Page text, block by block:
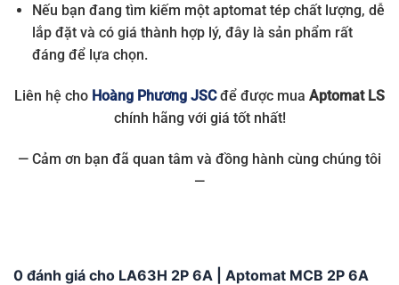
Nếu bạn đang tìm kiếm một aptomat tép chất lượng, dễ
lắp đặt và có giá thành hợp lý, đây là sản phẩm rất
đáng để lựa chọn.
Liên hệ cho Hoàng Phương JSCđể được mua Aptomat LS
chính hãng với giá tốt nhất!
— Cảm ơn bạn đã quan tâm và đồng hành cùng chúng tôi
—
0 đánh giá cho LA63H 2P 6A | Aptomat MCB 2P 6A